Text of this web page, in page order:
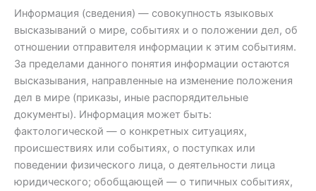
Информация (сведения) — совокупность языковых
высказываний о мире, событиях и о положении дел, об
отношении отправителя информации к этим событиям.
За пределами данного понятия информации остаются
высказывания, направленные на изменение положения
дел в мире (приказы, иные распорядительные
документы). Информация может быть:
фактологической — о конкретных ситуациях,
происшествиях или событиях, о поступках или
поведении физического лица, о деятельности лица
юридического; обобщающей — о типичных событиях,